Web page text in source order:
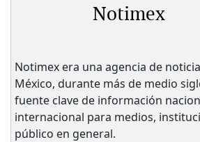
Notimex
Notimex era una agencia de
México, durante más de medio
fuente clave de información
internacional para medios,
público en general.